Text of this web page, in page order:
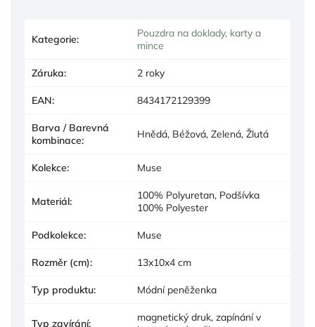
Kategorie:
Pouzdra na doklady, karty a
mince
Záruka: 2 roky
EAN: 8434172129399
Barva / Barevná
kombinace: Hnědá, Béžová, Zelená, Žlutá
Kolekce: Muse
Materiál:
100% Polyuretan, Podšívka
100% Polyester
Podkolekce: Muse
Rozměr (cm): 13x10x4 cm
Typ produktu: Módní peněženka
Typ zavírání:
magnetický druk, zapínání v